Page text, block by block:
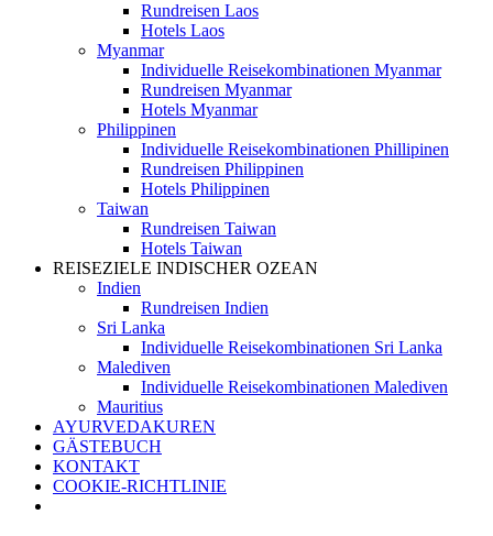
Rundreisen Laos
Hotels Laos
Myanmar
Individuelle Reisekombinationen Myanmar
Rundreisen Myanmar
Hotels Myanmar
Philippinen
Individuelle Reisekombinationen Phillipinen
Rundreisen Philippinen
Hotels Philippinen
Taiwan
Rundreisen Taiwan
Hotels Taiwan
REISEZIELE INDISCHER OZEAN
Indien
Rundreisen Indien
Sri Lanka
Individuelle Reisekombinationen Sri Lanka
Malediven
Individuelle Reisekombinationen Malediven
Mauritius
AYURVEDAKUREN
GÄSTEBUCH
KONTAKT
COOKIE-RICHTLINIE